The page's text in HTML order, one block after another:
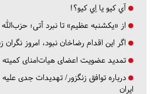
آي كيو يا اِي كيو؟!
از «یکشنبه عظیم» تا نبرد آتی؛
اگر این اقدام رضاخان نبود، امروز نگران
تمدید عضویت اعضای هیات‌امنای کمیته
درباره توافق زنگزور/ تهدیدات جدی
ایران